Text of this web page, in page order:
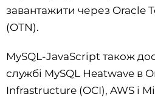
завантажити через Oracle
(OTN).
MySQL-JavaScript також
службі MySQL Heatwave в
Infrastructure (OCI), AWS і